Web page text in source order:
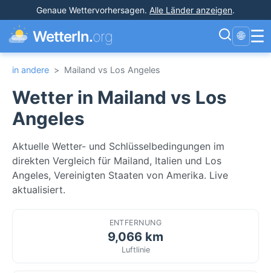
Genaue Wettervorhersagen. Alle Länder anzeigen.
WetterIn.org 🌐 ☰
in andere > Mailand vs Los Angeles
Wetter in Mailand vs Los
Angeles
Aktuelle Wetter- und Schlüsselbedingungen im
direkten Vergleich für Mailand, Italien und Los
Angeles, Vereinigten Staaten von Amerika. Live
aktualisiert.
ENTFERNUNG
9,066 km
Luftlinie